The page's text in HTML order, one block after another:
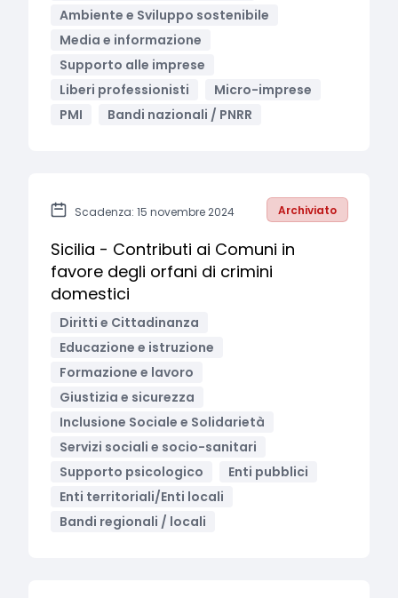
Ambiente e Sviluppo sostenibile
Media e informazione
Supporto alle imprese
Liberi professionisti
Micro-imprese
PMI
Bandi nazionali / PNRR
Scadenza: 15 novembre 2024 Archiviato
Sicilia - Contributi ai Comuni in
favore degli orfani di crimini
domestici
Diritti e Cittadinanza
Educazione e istruzione
Formazione e lavoro
Giustizia e sicurezza
Inclusione Sociale e Solidarietà
Servizi sociali e socio-sanitari
Supporto psicologico
Enti pubblici
Enti territoriali/Enti locali
Bandi regionali / locali